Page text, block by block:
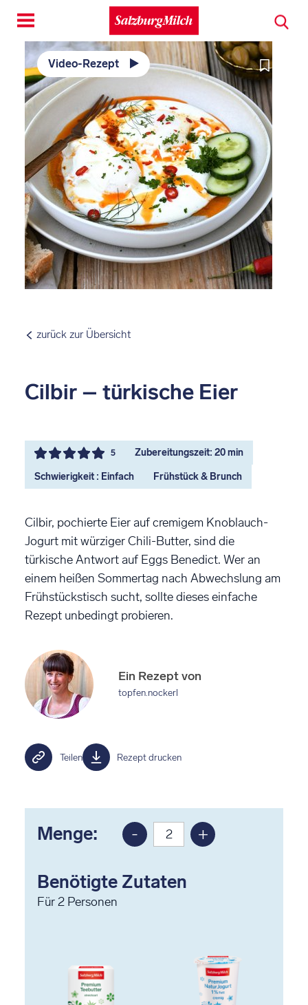
Toggle
navigation
Video-Rezept
zurück zur Übersicht
Cilbir – türkische Eier
5 Zubereitungszeit: 20 min
Schwierigkeit : Einfach Frühstück & Brunch
Cilbir, pochierte Eier auf cremigem Knoblauch-
Jogurt mit würziger Chili-Butter, sind die
türkische Antwort auf Eggs Benedict. Wer an
einem heißen Sommertag nach Abwechslung am
Frühstückstisch sucht, sollte dieses einfache
Rezept unbedingt probieren.
Ein Rezept von
topfen.nockerl
Teilen Rezept drucken
Menge:
Portion
-
Portion
+
Benötigte Zutaten
Für2 Personen